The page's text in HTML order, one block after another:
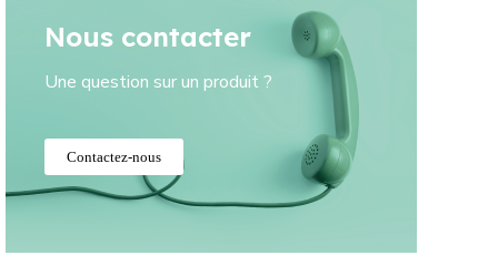
Nous contacter
Une question sur un produit ?
Contactez-nous